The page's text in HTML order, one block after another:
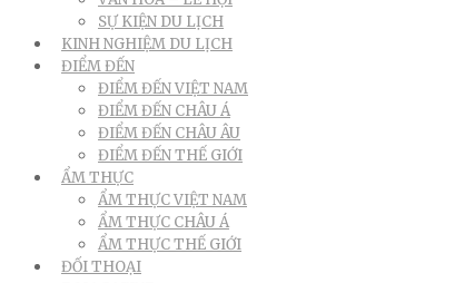
SỰ KIỆN DU LỊCH
KINH NGHIỆM DU LỊCH
ĐIỂM ĐẾN
ĐIỂM ĐẾN VIỆT NAM
ĐIỂM ĐẾN CHÂU Á
ĐIỂM ĐẾN CHÂU ÂU
ĐIỂM ĐẾN THẾ GIỚI
ẨM THỰC
ẨM THỰC VIỆT NAM
ẨM THỰC CHÂU Á
ẨM THỰC THẾ GIỚI
ĐỐI THOẠI